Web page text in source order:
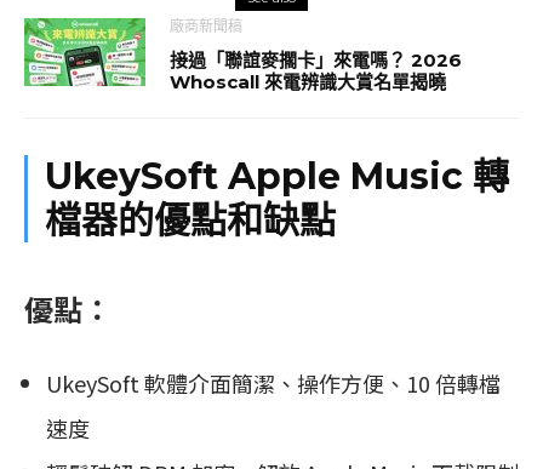
廠商新聞稿
接過「聯誼麥擱卡」來電嗎？ 2026
Whoscall 來電辨識大賞名單揭曉
UkeySoft Apple Music 轉
檔器的優點和缺點
優點：
UkeySoft 軟體介面簡潔、操作方便、10 倍轉檔
速度